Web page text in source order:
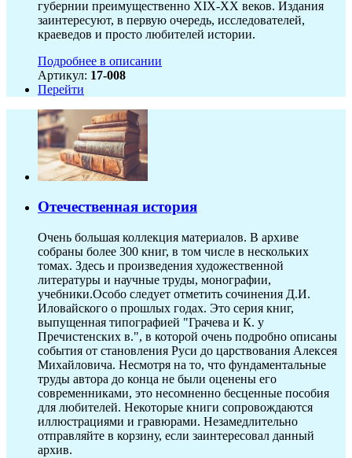
губернии преимущественно XIX-ХХ веков. Издания
заинтересуют, в первую очередь, исследователей,
краеведов и просто любителей истории.
Подробнее в описании
Артикул: 17-008
Перейти
Отечественная история
Очень большая коллекция материалов. В архиве
собраны более 300 книг, в том числе в нескольких
томах. Здесь и произведения художественной
литературы и научные труды, монографии,
учебники.Особо следует отметить сочинения Д.И.
Иловайского о прошлых годах. Это серия книг,
выпущенная типографией "Грачева и К. у
Пречистенских в.", в которой очень подробно описаны
события от становления Руси до царствования Алексея
Михайловича. Несмотря на то, что фундаментальные
труды автора до конца не были оценены его
современниками, это несомненно бесценные пособия
для любителей. Некоторые книги сопровождаются
иллюстрациями и гравюрами. Незамедлительно
отправляйте в корзину, если заинтересовал данный
архив.